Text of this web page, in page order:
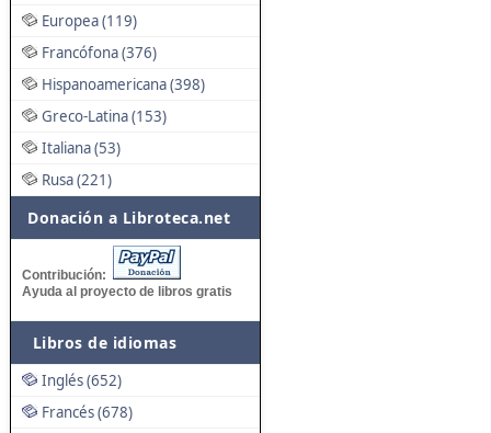
Europea (119)
Francófona (376)
Hispanoamericana (398)
Greco-Latina (153)
Italiana (53)
Rusa (221)
Donación a Libroteca.net
Contribución:
Ayuda al proyecto de libros gratis
Libros de idiomas
Inglés (652)
Francés (678)